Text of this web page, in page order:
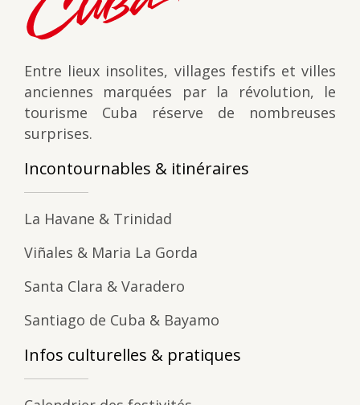
Entre lieux insolites, villages festifs et villes
anciennes marquées par la révolution, le
tourisme Cuba réserve de nombreuses
surprises.
Incontournables & itinéraires
La Havane & Trinidad
Viñales & Maria La Gorda
Santa Clara & Varadero
Santiago de Cuba & Bayamo
Infos culturelles & pratiques